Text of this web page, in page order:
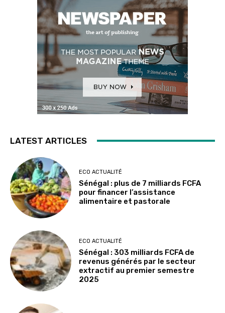
LATEST ARTICLES
ECO ACTUALITÉ
Sénégal : plus de 7 milliards FCFA
pour financer l’assistance
alimentaire et pastorale
ECO ACTUALITÉ
Sénégal : 303 milliards FCFA de
revenus générés par le secteur
extractif au premier semestre
2025